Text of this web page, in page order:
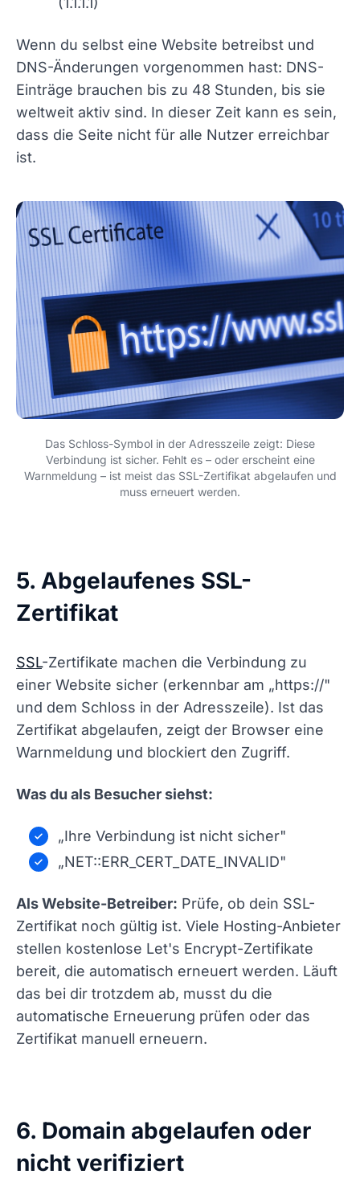
Wenn du selbst eine Website betreibst und
DNS-Änderungen vorgenommen hast: DNS-
Einträge brauchen bis zu 48 Stunden, bis sie
weltweit aktiv sind. In dieser Zeit kann es sein,
dass die Seite nicht für alle Nutzer erreichbar
ist.
Das Schloss-Symbol in der Adresszeile zeigt: Diese
Verbindung ist sicher. Fehlt es – oder erscheint eine
Warnmeldung – ist meist das SSL-Zertifikat abgelaufen und
muss erneuert werden.
5. Abgelaufenes SSL-
Zertifikat
SSL-Zertifikate machen die Verbindung zu
einer Website sicher (erkennbar am „https://"
und dem Schloss in der Adresszeile). Ist das
Zertifikat abgelaufen, zeigt der Browser eine
Warnmeldung und blockiert den Zugriff.
Was du als Besucher siehst:
„Ihre Verbindung ist nicht sicher"
„NET::ERR_CERT_DATE_INVALID"
Als Website-Betreiber: Prüfe, ob dein SSL-
Zertifikat noch gültig ist. Viele Hosting-Anbieter
stellen kostenlose Let's Encrypt-Zertifikate
bereit, die automatisch erneuert werden. Läuft
das bei dir trotzdem ab, musst du die
automatische Erneuerung prüfen oder das
Zertifikat manuell erneuern.
6. Domain abgelaufen oder
nicht verifiziert